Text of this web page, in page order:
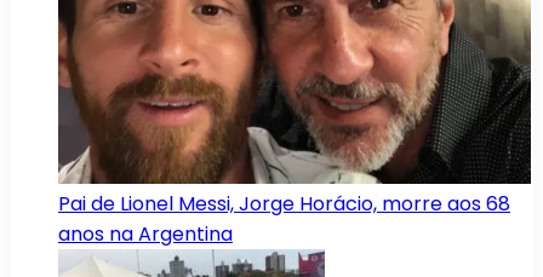
Pai de Lionel Messi, Jorge Horácio, morre aos 68
anos na Argentina